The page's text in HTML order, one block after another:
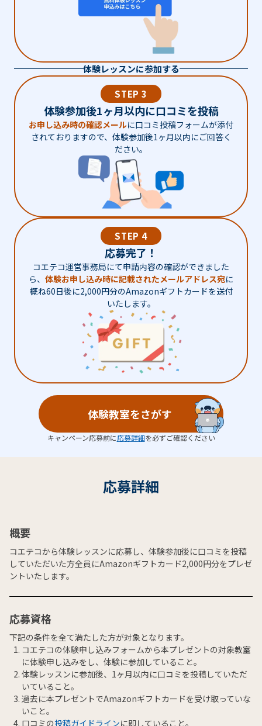
体験レッスンに参加する
STEP 3
体験参加後1ヶ月以内に口コミを投稿
お申し込み時の確認メールに口コミ投稿フォームが添付
されておりますので、体験参加後1ヶ月以内にご回答く
ださい。
STEP 4
応募完了！
コエテコ運営事務局にて申請内容の確認ができました
ら、 体験お申し込み時に記載されたメールアドレス宛に
概ね60日後に2,000円分のAmazonギフトカードを送付
いたします。
体験教室をさがす
キャンペーン応募前に応募詳細を必ずご確認ください
応募詳細
概要
コエテコから体験レッスンに応募し、体験参加後に口コミを投稿
していただいた方全員にAmazonギフトカード2,000円分をプレゼ
ントいたします。
応募資格
下記の条件を全て満たした方が対象となります。
コエテコの体験申し込みフォームから本プレゼントの対象教室
に体験申し込みをし、体験に参加していること。
体験レッスンに参加後、1ヶ月以内に口コミを投稿していただ
いていること。
過去に本プレゼントでAmazonギフトカードを受け取っていな
いこと。
口コミの投稿ガイドラインに即していること。